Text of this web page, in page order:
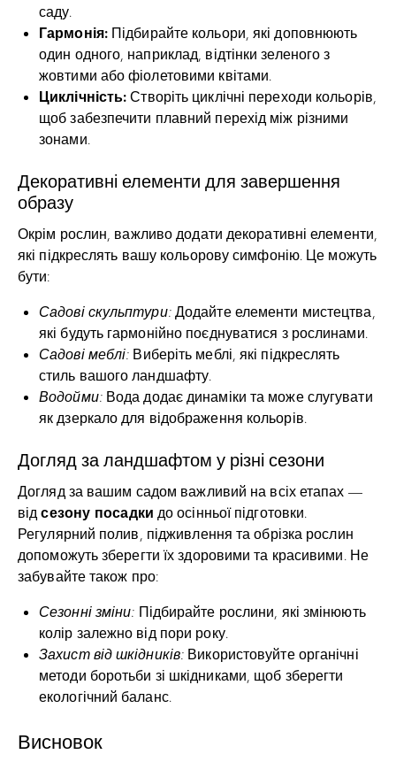
саду.
Гармонія:Підбирайте кольори, які доповнюють
один одного, наприклад, відтінки зеленого з
жовтими або фіолетовими квітами.
Циклічність: Створіть циклічні переходи кольорів,
щоб забезпечити плавний перехід між різними
зонами.
Декоративні елементи для завершення
образу
Окрім рослин, важливо додати декоративні елементи,
які підкреслять вашу кольорову симфонію. Це можуть
бути:
Садові скульптури:Додайте елементи мистецтва,
які будуть гармонійно поєднуватися з рослинами.
Садові меблі: Виберіть меблі, які підкреслять
стиль вашого ландшафту.
Водойми:Вода додає динаміки та може слугувати
як дзеркало для відображення кольорів.
Догляд за ландшафтом у різні сезони
Догляд за вашим садом важливий на всіх етапах —
відсезону посадки до осінньої підготовки.
Регулярний полив, підживлення та обрізка рослин
допоможуть зберегти їх здоровими та красивими. Не
забувайте також про:
Сезонні зміни: Підбирайте рослини, які змінюють
колір залежно від пори року.
Захист від шкідників: Використовуйте органічні
методи боротьби зі шкідниками, щоб зберегти
екологічний баланс.
Висновок